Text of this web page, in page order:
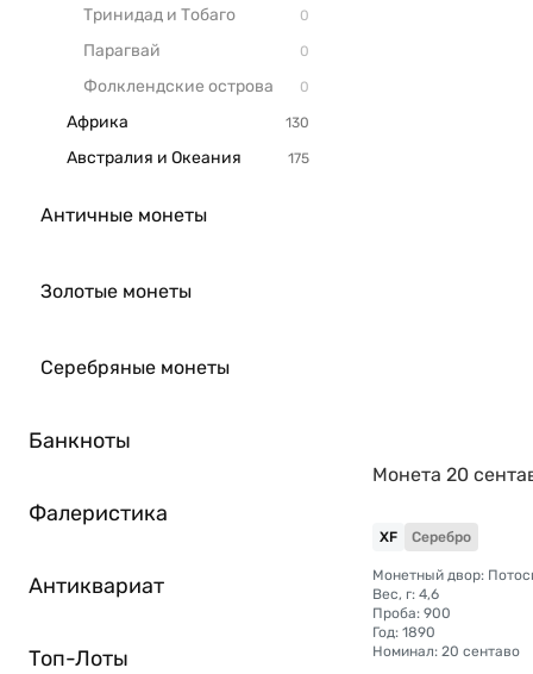
Тринидад и Тобаго
Парагвай
Фолклендские острова
Африка
Австралия и Океания
Античные монеты
Золотые монеты
Серебряные монеты
Банкноты
Фалеристика
Антиквариат
Топ-Лоты
Монета 20
XF Серебро
Монетный двор:
Вес, г: 4,6
Проба: 900
Год: 1890
Номинал: 20 сентаво